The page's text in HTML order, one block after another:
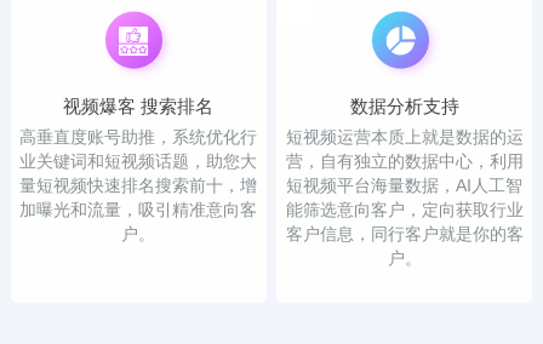
视频爆客 搜索排名
高垂直度账号助推，系统优化行
业关键词和短视频话题，助您大
量短视频快速排名搜索前十，增
加曝光和流量，吸引精准意向客
户。
数据分析支持
短视频运营本质上就是数据的运
营，自有独立的数据中心，利用
短视频平台海量数据，AI人工智
能筛选意向客户，定向获取行业
客户信息，同行客户就是你的客
户。